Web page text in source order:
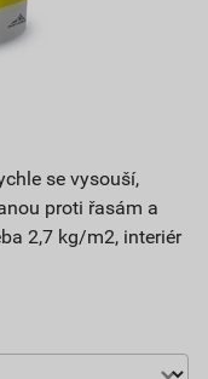
se vysouší,
proti řasám a
2,7 kg/m2, interiér